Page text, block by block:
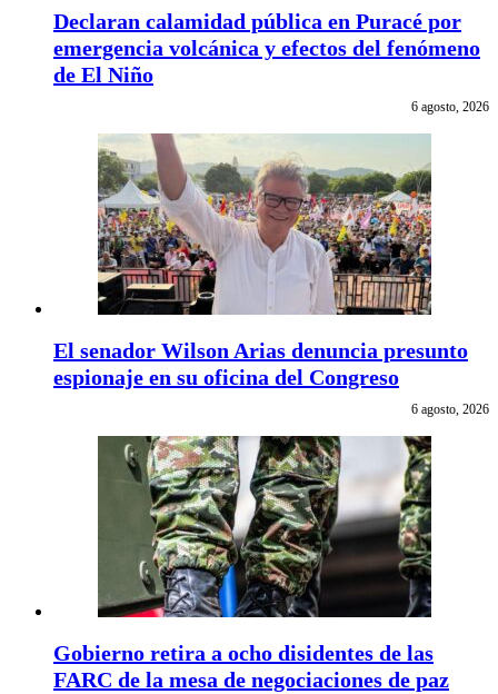
Declaran calamidad pública en Puracé por
emergencia volcánica y efectos del fenómeno
de El Niño
6 agosto, 2026
El senador Wilson Arias denuncia presunto
espionaje en su oficina del Congreso
6 agosto, 2026
Gobierno retira a ocho disidentes de las
FARC de la mesa de negociaciones de paz